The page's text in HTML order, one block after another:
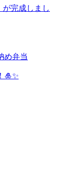
完成しまし
め弁当
🎍✨